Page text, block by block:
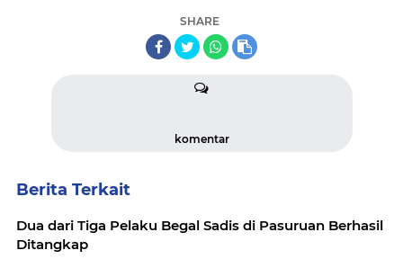
SHARE
komentar
Berita Terkait
Dua dari Tiga Pelaku Begal Sadis di Pasuruan Berhasil
Ditangkap